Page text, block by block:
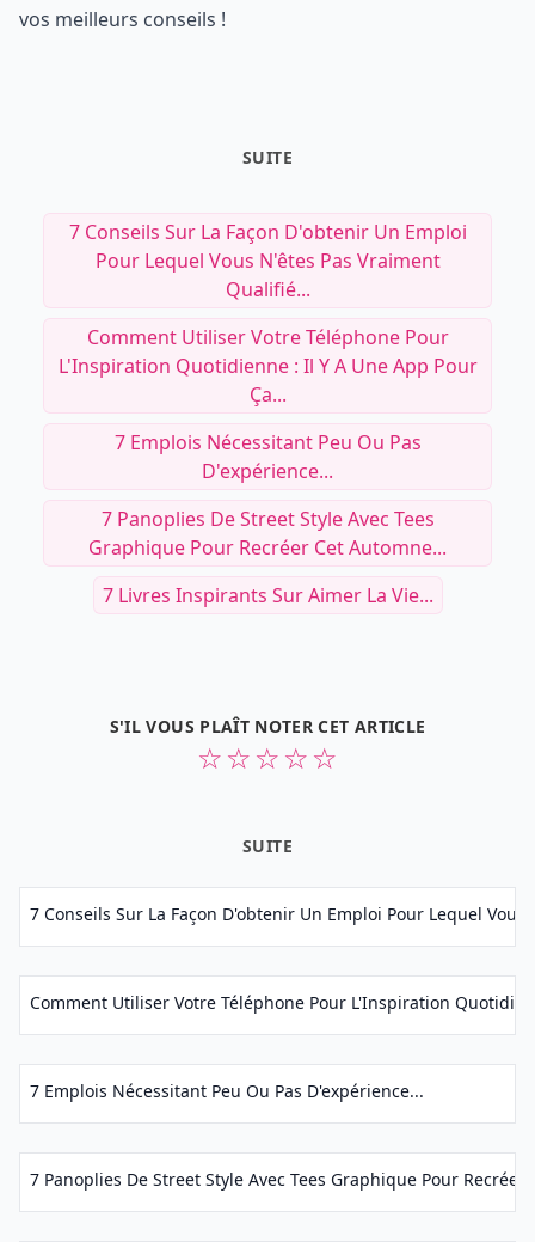
vos meilleurs conseils !
SUITE
7 Conseils Sur La Façon D'obtenir Un Emploi
Pour Lequel Vous N'êtes Pas Vraiment
Qualifié...
Comment Utiliser Votre Téléphone Pour
L'Inspiration Quotidienne : Il Y A Une App Pour
Ça...
7 Emplois Nécessitant Peu Ou Pas
D'expérience...
7 Panoplies De Street Style Avec Tees
Graphique Pour Recréer Cet Automne...
7 Livres Inspirants Sur Aimer La Vie...
S'IL VOUS PLAÎT NOTER CET ARTICLE
☆
☆
☆
☆
☆
SUITE
7 Conseils Sur La Façon D'obtenir Un Emploi Pour Lequel
Comment Utiliser Votre Téléphone Pour L'Inspiration
7 Emplois Nécessitant Peu Ou Pas D'expérience...
7 Panoplies De Street Style Avec Tees Graphique Pour Recréer